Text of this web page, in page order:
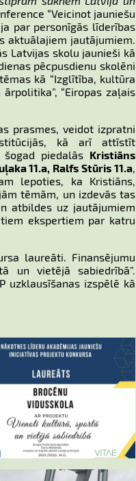
“Veicinot jauniešu
par personīgās līderības
aktuālajiem jautājumiem.
Latvijas skolu jaunieši kā
pēcpusdienu skolēni
kā “Izglītība, kultūra
“Eiropas zaļais
prasmes, veidot izpratni
kā arī attīstīt
piedalās Kristiāns
11.a, Ralfs Stūris 11.a,
lepoties, ka Kristiāns,
tēmām, un izdevās tas
atbildes uz jautājumiem
ekspertiem par katru
laureāti. Finansējumu
un vietējā sabiedrībā”.
uzklausīšanas izspēlē kā